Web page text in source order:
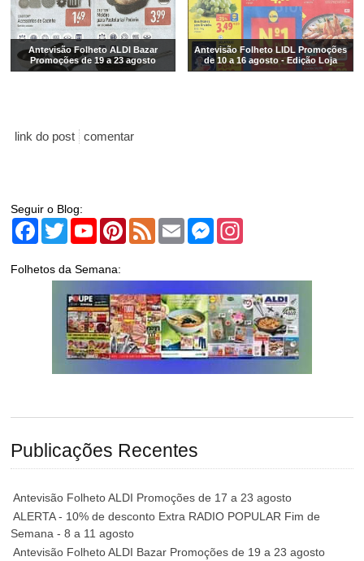
Antevisão Folheto ALDI Bazar
Promoções de 19 a 23 agosto
Antevisão Folheto LIDL Promoções
de 10 a 16 agosto - Edição Loja
link do post comentar
Seguir o Blog:
Facebook
TwitterYouTubePinterest
Feed Email Messenger
Folhetos da Semana:
Publicações Recentes
Antevisão Folheto ALDI Promoções de 17 a 23 agosto
ALERTA - 10% de desconto Extra RADIO POPULAR Fim de
Semana - 8 a 11 agosto
Antevisão Folheto ALDI Bazar Promoções de 19 a 23 agosto